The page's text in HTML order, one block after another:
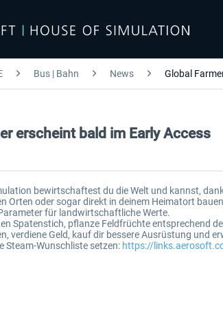
Bus | Bahn News Global
erscheint bald im Early Access
bewirtschaftest du die Welt und kannst,
Orten oder sogar direkt in deinem Heimatort
für landwirtschaftliche Werte.
Spatenstich, pflanze Feldfrüchte entsprechend
verdiene Geld, kauf dir bessere Ausrüstung und
Steam-Wunschliste setzen: https://